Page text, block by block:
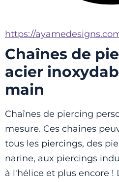
https://
Chaînes de
acier
main
Chaînes de piercing
mesure. Ces chaînes
tous les piercings, des
narine, aux piercings
à l'hélice et plus encore !